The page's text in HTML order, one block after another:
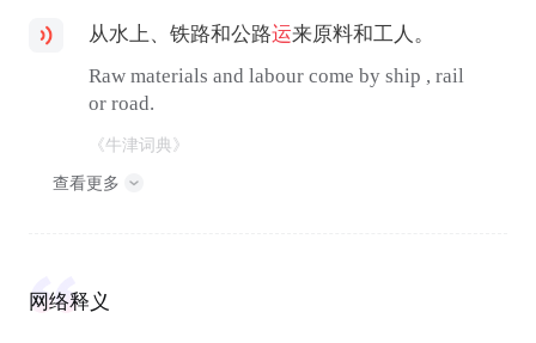
从水上、铁路和公路运来原料和工人。
Raw materials and labour come by ship , rail
or road.
《牛津词典》
查看更多
网络释义